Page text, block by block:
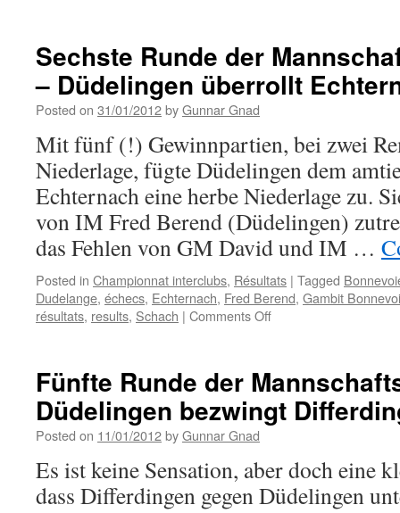
Sechste Runde der
– Düdelingen überrollt
Posted on 31/01/2012byGunnar Gnad
Mit fünf (!) Gewinnpartien, bei zwei
Niederlage, fügte Düdelingen dem
Echternach eine herbe Niederlage zu.
von IM Fred Berend (Düdelingen)
das Fehlen von GM David und IM …
Posted in Championnat interclubs, Résultats | Tagged
Dudelange, échecs, Echternach, Fred Berend, Gambit
résultats, results, Schach | Comments Offon
–
Düdelingen
Fünfte Runde der
Düdelingen bezwingt
Posted on 11/01/2012byGunnar Gnad
Es ist keine Sensation, aber doch eine
dass Differdingen gegen Düdelingen